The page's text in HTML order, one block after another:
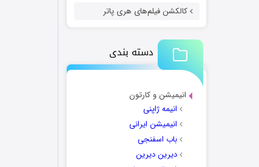
کالکشن فیلم‌های هری پاتر
دسته بندی
انیمیشن و کارتون
انیمه ژاپنی
انیمیشن ایرانی
باب اسفنجی
دیرین دیرین